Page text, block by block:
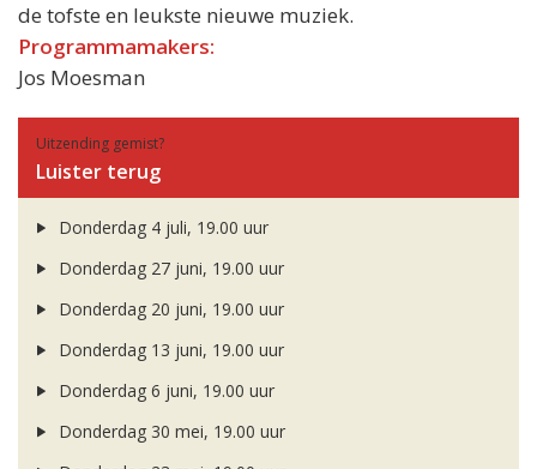
de tofste en leukste nieuwe muziek.
Programmamakers:
Jos Moesman
Uitzending gemist?
Luister terug
Donderdag 4 juli, 19.00 uur
Donderdag 27 juni, 19.00 uur
Donderdag 20 juni, 19.00 uur
Donderdag 13 juni, 19.00 uur
Donderdag 6 juni, 19.00 uur
Donderdag 30 mei, 19.00 uur